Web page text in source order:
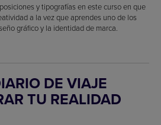
y tipografías en este curso en que
a la vez que aprendes uno de los
gráfico y la identidad de marca.
DE VIAJE
TU REALIDAD